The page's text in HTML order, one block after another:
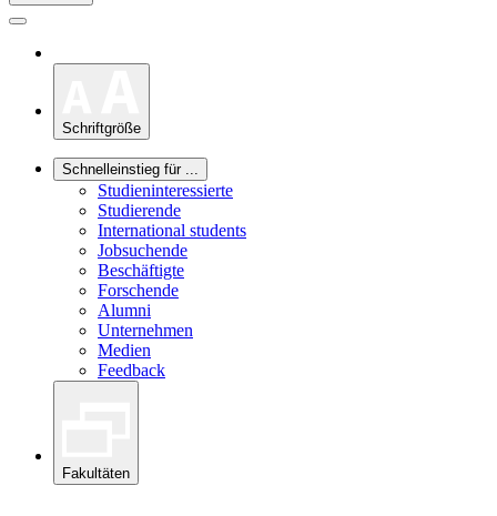
Schriftgröße
Schnelleinstieg für ...
Studieninteressierte
Studierende
International students
Jobsuchende
Beschäftigte
Forschende
Alumni
Unternehmen
Medien
Feedback
Fakultäten